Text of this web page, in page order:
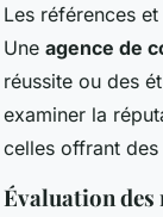
Les références
Une agence de
réussite ou des
examiner la
celles offrant des
Évaluation